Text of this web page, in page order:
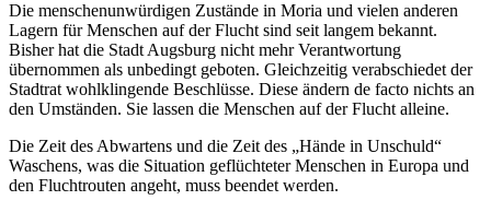
Die menschenunwürdigen Zustände in Moria und vielen anderen
Lagern für Menschen auf der Flucht sind seit langem bekannt.
Bisher hat die Stadt Augsburg nicht mehr Verantwortung
übernommen als unbedingt geboten. Gleichzeitig verabschiedet der
Stadtrat wohlklingende Beschlüsse. Diese ändern de facto nichts an
den Umständen. Sie lassen die Menschen auf der Flucht alleine.
Die Zeit des Abwartens und die Zeit des „Hände in Unschuld“
Waschens, was die Situation geflüchteter Menschen in Europa und
den Fluchtrouten angeht, muss beendet werden.